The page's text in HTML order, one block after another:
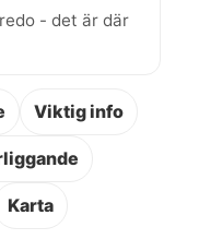
- det är där
Viktig info
Karta